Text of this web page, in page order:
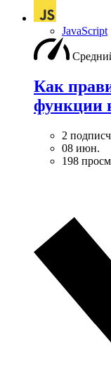
JavaScript
Как
функции
2
08 июн.
198